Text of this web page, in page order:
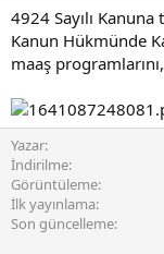
4924 Sayılı
Kanun Hükmünde
maaş
Yazar
İndirilme
Görüntüleme
İlk yayınlama
Son güncelleme